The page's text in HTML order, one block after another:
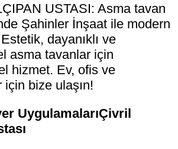
USTASI: Asma tavan
Şahinler İnşaat ile modern
dayanıklı ve
asma tavanlar için
hizmet. Ev, ofis ve
için bize ulaşın!
UygulamalarıÇivril